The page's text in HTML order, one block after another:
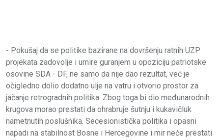
- Pokušaj da se politike bazirane na dovršenju ratnih UZP
projekata zadovolje i umire guranjem u opoziciju patriotske
osovine SDA - DF, ne samo da nije dao rezultat, već je
očigledno dolio dodatno ulje na vatru i otvorio prostor za
jačanje retrogradnih politika. Zbog toga bi dio međunarodnih
krugova morao prestati da ohrabruje šutnju i kukavičluk
nametnutih poslušnika. Secesionistička politika i opasni
napadi na stabilnost Bosne i Hercegovine i mir neće prestati